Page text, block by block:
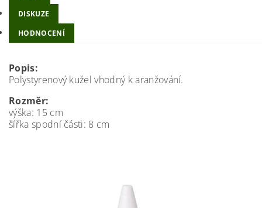
DISKUZE
HODNOCENÍ
Popis:
Polystyrenový kužel vhodný k aranžování.
Rozměr:
výška: 15 cm
šířka spodní části: 8 cm